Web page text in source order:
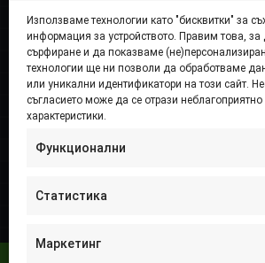
Използваме технологии като "бисквитки" за
информация за устройството. Правим това,
сърфиране и да показваме
технологии ще ни позволи да обработваме
или уникални идентификатори на този сайт.
съгласието може да се отрази
характеристики.
Функционални
Статистика
Маркетинг
NextGenerationEU в
RRP-3.005-2305, по процедура
„Решения в областта на
комуникационни технологии и
малките и средните